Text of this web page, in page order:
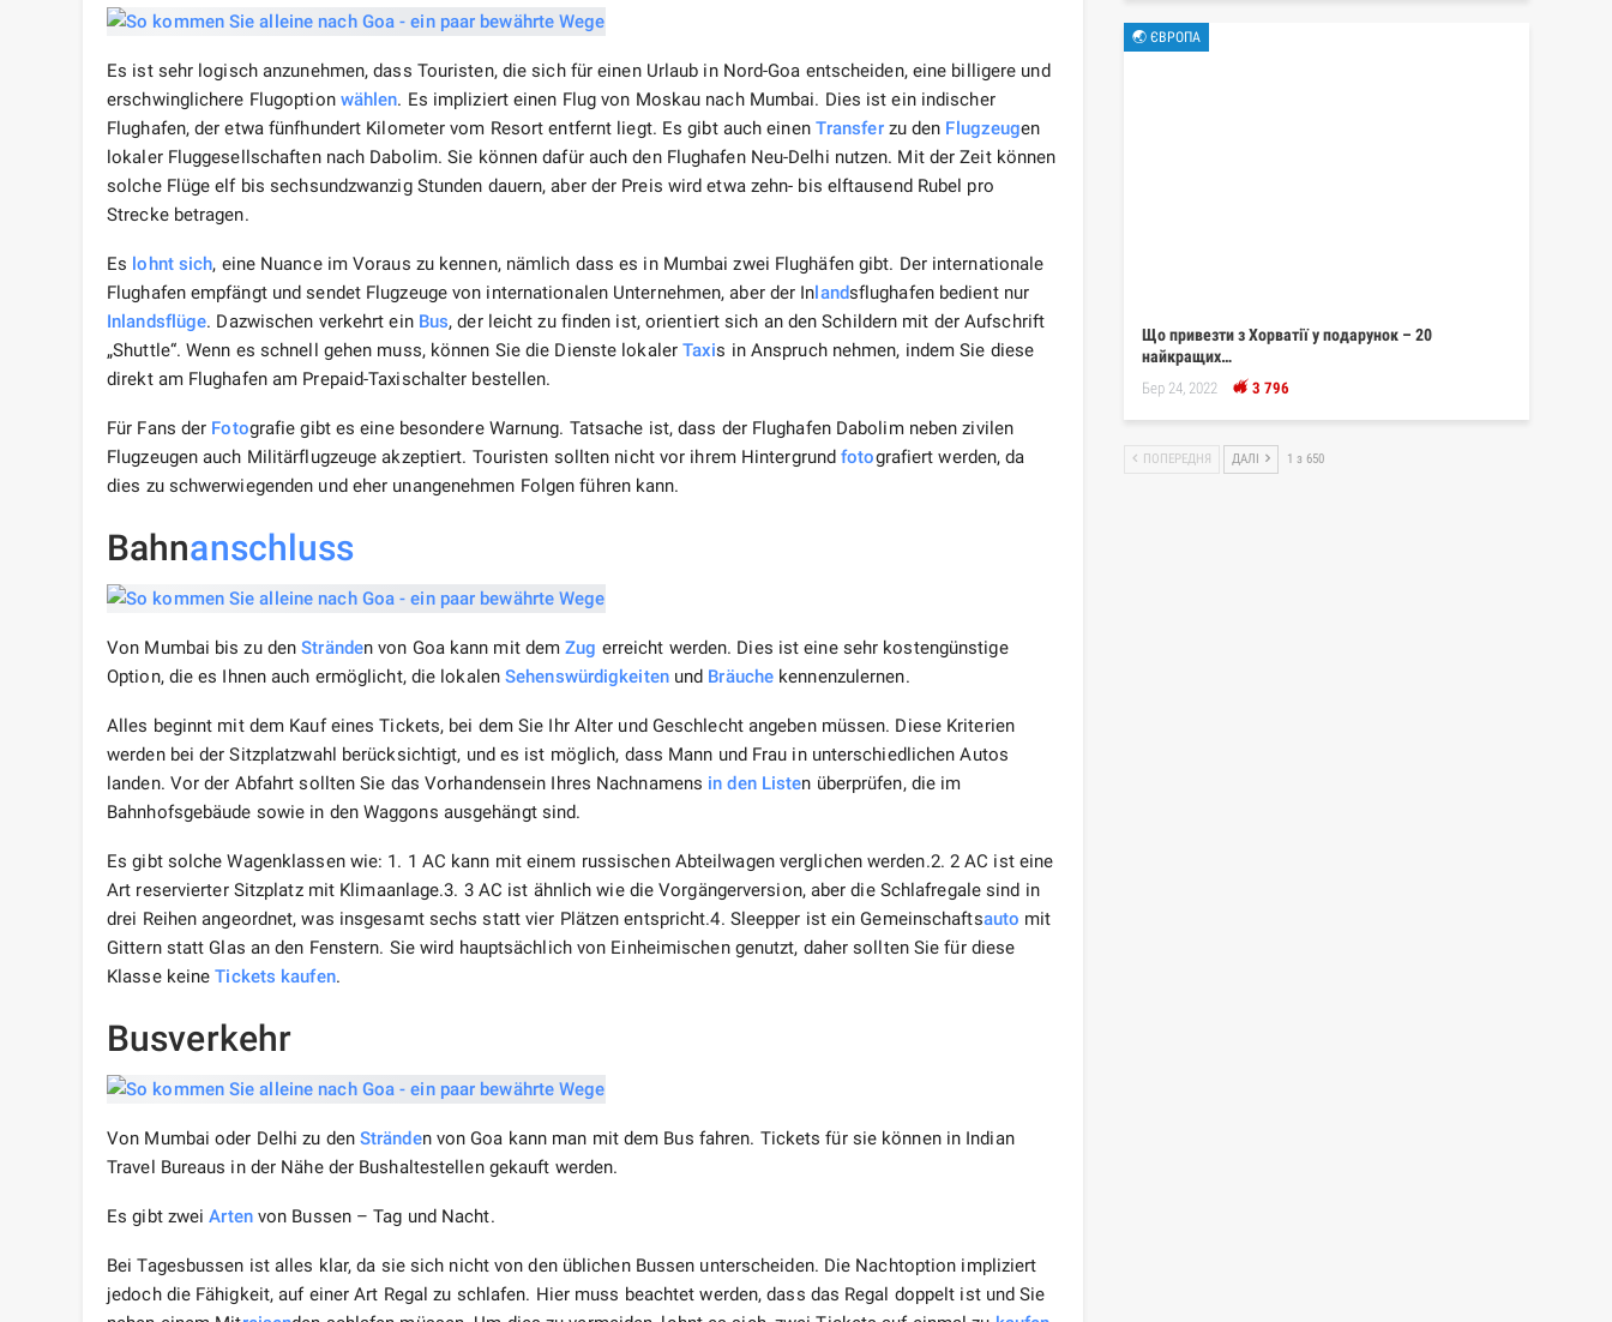
Es ist sehr logisch anzunehmen, dass Touristen, die sich für einen Urlaub in Nord-Goa entscheiden, eine billigere und
erschwinglichere Flugoption wählen. Es impliziert einen Flug von Moskau nach Mumbai. Dies ist ein indischer
Flughafen, der etwa fünfhundert Kilometer vom Resort entfernt liegt. Es gibt auch einen Transferzu den Flugzeugen
lokaler Fluggesellschaften nach Dabolim. Sie können dafür auch den Flughafen Neu-Delhi nutzen. Mit der Zeit können
solche Flüge elf bis sechsundzwanzig Stunden dauern, aber der Preis wird etwa zehn- bis elftausend Rubel pro
Strecke betragen.
Es lohnt sich, eine Nuance im Voraus zu kennen, nämlich dass es in Mumbai zwei Flughäfen gibt. Der internationale
Flughafen empfängt und sendet Flugzeuge von internationalen Unternehmen, aber der In landsflughafen bedient nur
Inlandsflüge. Dazwischen verkehrt ein Bus, der leicht zu finden ist, orientiert sich an den Schildern mit der Aufschrift
„Shuttle“. Wenn es schnell gehen muss, können Sie die Dienste lokalerTaxis in Anspruch nehmen, indem Sie diese
direkt am Flughafen am Prepaid-Taxischalter bestellen.
Für Fans der Fotografie gibt es eine besondere Warnung. Tatsache ist, dass der Flughafen Dabolim neben zivilen
Flugzeugen auch Militärflugzeuge akzeptiert. Touristen sollten nicht vor ihrem Hintergrundfotografiert werden, da
dies zu schwerwiegenden und eher unangenehmen Folgen führen kann.
Bahnanschluss
Von Mumbai bis zu denStränden von Goa kann mit demZug erreicht werden. Dies ist eine sehr kostengünstige
Option, die es Ihnen auch ermöglicht, die lokalenSehenswürdigkeitenund Bräuche kennenzulernen.
Alles beginnt mit dem Kauf eines Tickets, bei dem Sie Ihr Alter und Geschlecht angeben müssen. Diese Kriterien
werden bei der Sitzplatzwahl berücksichtigt, und es ist möglich, dass Mann und Frau in unterschiedlichen Autos
landen. Vor der Abfahrt sollten Sie das Vorhandensein Ihres Nachnamens in den Listen überprüfen, die im
Bahnhofsgebäude sowie in den Waggons ausgehängt sind.
Es gibt solche Wagenklassen wie: 1. 1 AC kann mit einem russischen Abteilwagen verglichen werden.2. 2 AC ist eine
Art reservierter Sitzplatz mit Klimaanlage.3. 3 AC ist ähnlich wie die Vorgängerversion, aber die Schlafregale sind in
drei Reihen angeordnet, was insgesamt sechs statt vier Plätzen entspricht.4. Sleepper ist ein Gemeinschaftsauto mit
Gittern statt Glas an den Fenstern. Sie wird hauptsächlich von Einheimischen genutzt, daher sollten Sie für diese
Klasse keineTickets kaufen.
Busverkehr
Von Mumbai oder Delhi zu den Stränden von Goa kann man mit dem Bus fahren. Tickets für sie können in Indian
Travel Bureaus in der Nähe der Bushaltestellen gekauft werden.
Es gibt zweiArtenvon Bussen – Tag und Nacht.
Bei Tagesbussen ist alles klar, da sie sich nicht von den üblichen Bussen unterscheiden. Die Nachtoption impliziert
jedoch die Fähigkeit, auf einer Art Regal zu schlafen. Hier muss beachtet werden, dass das Regal doppelt ist und Sie
🌏 ЄВРОПА
Що привезти з Хорватії у подарунок – 20
найкращих…
Бер 24, 2022 3 796
ПОПЕРЕДНЯ ДАЛІ 1 з 650